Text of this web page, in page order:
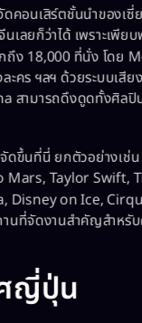
อนเสิร์ตชั้นนำของเ
ยก็ว่าได้ เพราะเพีย
ถึง 18,000 ที่นั่ง โดย
คร ฯลฯ ด้วยระบบเสี
สามารถดึงดูดทั้งศิล
ดขึ้นที่นี่ ยกตัวอย่างเ
Mars, Taylor Swift,
on Ice,
นที่จัดงานสำคัญสำหรับ
ญี่ปุ่น